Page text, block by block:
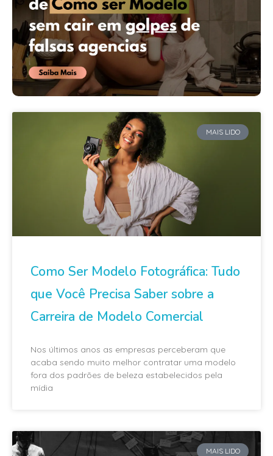
MAIS LIDO
Como Ser Modelo Fotográfica: Tudo
que Você Precisa Saber sobre a
Carreira de Modelo Comercial
Nos últimos anos as empresas perceberam que
acaba sendo muito melhor contratar uma modelo
fora dos padrões de beleza estabelecidos pela
mídia
MAIS LIDO